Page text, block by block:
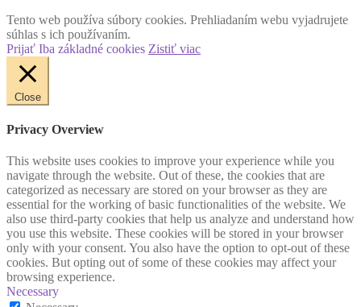
Tento web používa súbory cookies. Prehliadaním webu vyjadrujete
súhlas s ich používaním.
Prijať Iba základné cookies Zistiť viac
Close
Privacy Overview
This website uses cookies to improve your experience while you
navigate through the website. Out of these, the cookies that are
categorized as necessary are stored on your browser as they are
essential for the working of basic functionalities of the website. We
also use third-party cookies that help us analyze and understand how
you use this website. These cookies will be stored in your browser
only with your consent. You also have the option to opt-out of these
cookies. But opting out of some of these cookies may affect your
browsing experience.
Necessary